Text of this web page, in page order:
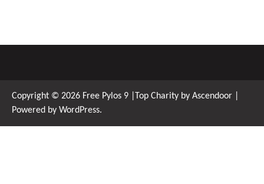
Copyright © 2026 Free Pylos 9 |Top Charity by Ascendoor
Powered by WordPress.